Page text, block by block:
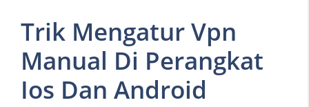
Trik Mengatur Vpn
Manual Di Perangkat
Ios Dan Android